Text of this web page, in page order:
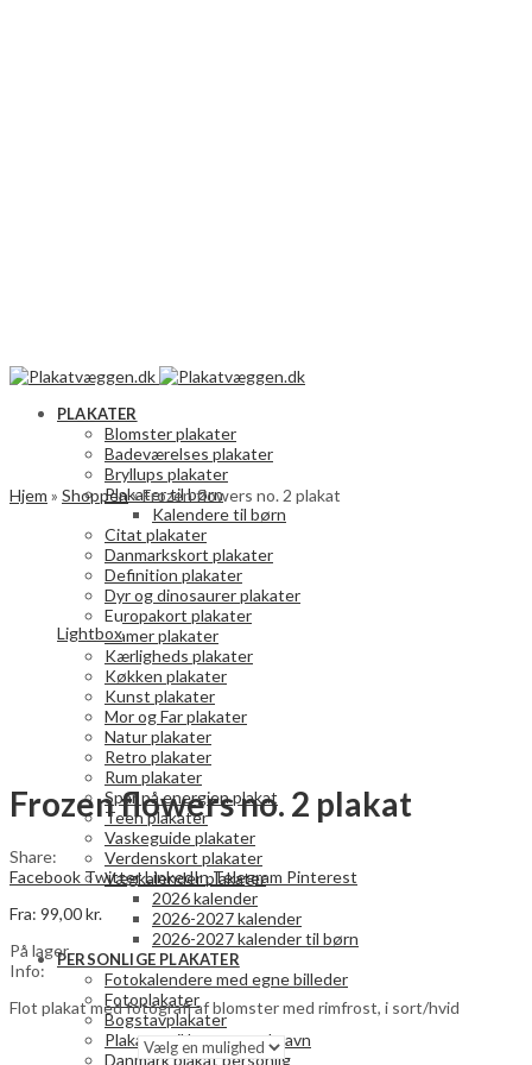
PLAKATER
Blomster plakater
Badeværelses plakater
Bryllups plakater
Plakater til børn
Kalendere til børn
Citat plakater
Danmarkskort plakater
Definition plakater
Dyr og dinosaurer plakater
Europakort plakater
Gamer plakater
Kærligheds plakater
Køkken plakater
Kunst plakater
Mor og Far plakater
Natur plakater
Retro plakater
Rum plakater
Spar på energien plakat
Teen plakater
Vaskeguide plakater
Verdenskort plakater
Vægkalender plakater
2026 kalender
2026-2027 kalender
2026-2027 kalender til børn
PERSONLIGE PLAKATER
Fotokalendere med egne billeder
Fotoplakater
Bogstavplakater
Plakater til børn – med navn
Danmark plakat personlig
Hjem » Shoppen»Frozen flowers no. 2 plakat
Lightbox
Frozen flowers no. 2 plakat
Share:
FacebookTwitterLinkedInTelegram Pinterest
Fra: 99,00kr.
På lager
Info:
Flot plakat med fotografi af blomster med rimfrost, i sort/hvid